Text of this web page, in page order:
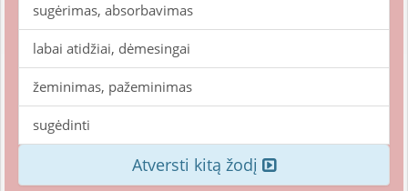
sugėrimas, absorbavimas
labai atidžiai, dėmesingai
žeminimas, pažeminimas
sugėdinti
Atversti kitą žodį